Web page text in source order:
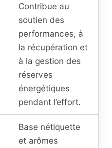
Contribue au
soutien des
performances, à
la récupération et
à la gestion des
réserves
énergétiques
pendant l’effort.
Base nétiquette
et arômes